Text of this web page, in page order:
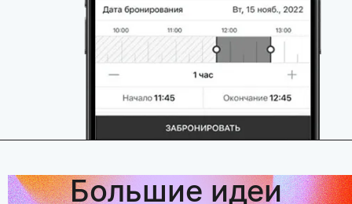
Большие идеи